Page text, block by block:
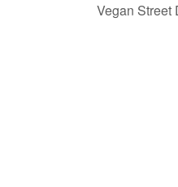
Vegan Street